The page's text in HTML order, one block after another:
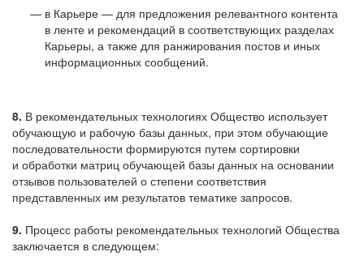
в Карьере — для предложения релевантного контента
в ленте и рекомендаций в соответствующих разделах
Карьеры, а также для ранжирования постов и иных
информационных сообщений.
8. В рекомендательных технологиях Общество использует
обучающую и рабочую базы данных, при этом обучающие
последовательности формируются путем сортировки
и обработки матриц обучающей базы данных на основании
отзывов пользователей о степени соответствия
представленных им результатов тематике запросов.
9. Процесс работы рекомендательных технологий Общества
заключается в следующем: